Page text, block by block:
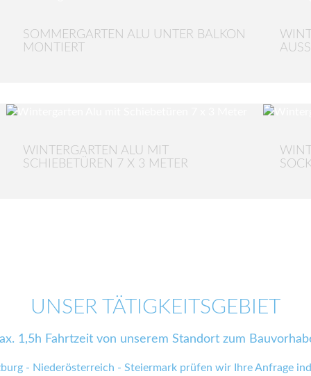
SOMMERGARTEN ALU UNTER BALKON
MONTIERT
WINTERGARTEN ALU MIT
SCHIEBETÜREN 7 X 3 METER
UNSER TÄTIGKEITSGEBIET
1,5h Fahrtzeit von unserem Standort zum
- Niederösterreich - Steiermark prüfen wir Ihre Anfrage